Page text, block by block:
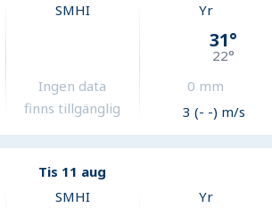
SMHI
Ingen data
finns tillgänglig
Yr
31°
22°
0 mm
3 (- -) m/s
Tis 11 aug
SMHI Yr